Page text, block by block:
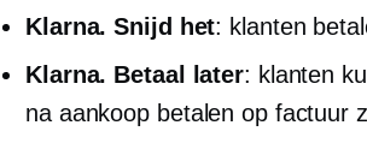
Klarna. Snijd het: klanten
Klarna. Betaal later: klanten
na aankoop betalen op factuur